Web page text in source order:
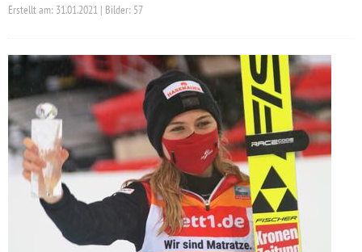
Erstellt am: 31.01.2021 | Bilder: 57